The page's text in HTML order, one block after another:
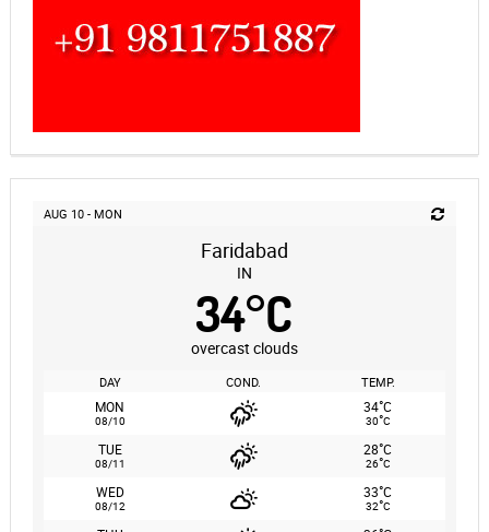
AUG 10 - MON
Faridabad
IN
34°C
overcast clouds
DAY COND. TEMP.
MON
08/10
34°C
30°C
TUE
08/11
28°C
26°C
WED
08/12
33°C
32°C